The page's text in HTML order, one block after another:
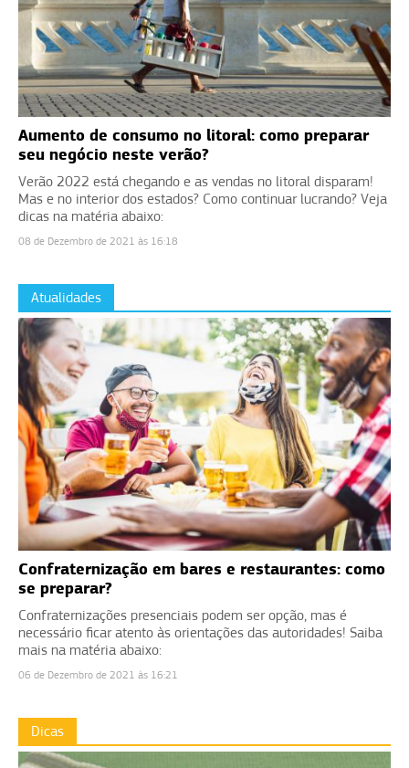
Aumento de consumo no litoral: como preparar
seu negócio neste verão?
Verão 2022 está chegando e as vendas no litoral disparam!
Mas e no interior dos estados? Como continuar lucrando? Veja
dicas na matéria abaixo:
08 de Dezembro de 2021 às 16:18
Atualidades
Confraternização em bares e restaurantes: como
se preparar?
Confraternizações presenciais podem ser opção, mas é
necessário ficar atento às orientações das autoridades! Saiba
mais na matéria abaixo:
06 de Dezembro de 2021 às 16:21
Dicas